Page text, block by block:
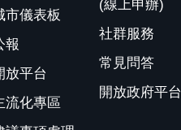
市儀表板
報
放平台
流化專區
(線上申辦)
社群服務
常見問答
開放政府平台